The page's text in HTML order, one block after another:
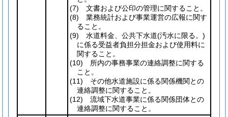
(7) 文書および公印の管理に関すること。
(8) 業務統計および事業運営の広報に関す
ること。
(9) 水道料金、公共下水道(汚水に限る。)
に係る受益者負担分担金および使用料に
関すること。
(10) 所内の事務事業の連絡調整に関する
こと。
(11) その他水道施設に係る関係機関との
連絡調整に関すること。
(12) 流域下水道事業に係る関係団体との
連絡調整に関すること。